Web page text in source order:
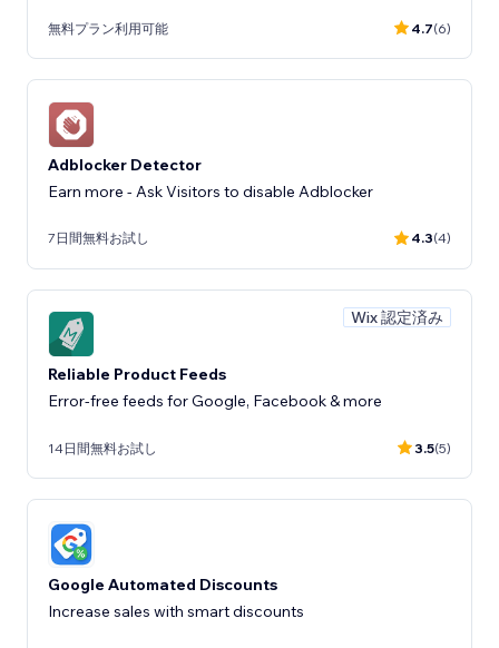
無料プラン利用可能 4.7(6)
Adblocker Detector
Earn more - Ask Visitors to disable Adblocker
7日間無料お試し 4.3(4)
Wix 認定済み
Reliable Product Feeds
Error-free feeds for Google, Facebook & more
14日間無料お試し 3.5(5)
Google Automated Discounts
Increase sales with smart discounts